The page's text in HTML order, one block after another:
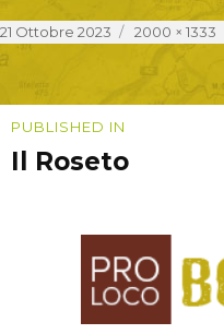
Posted
on
21 Ottobre 2023
Full
2000 × 1333
Navigazione
articoli
PUBLISHED IN
Il Roseto